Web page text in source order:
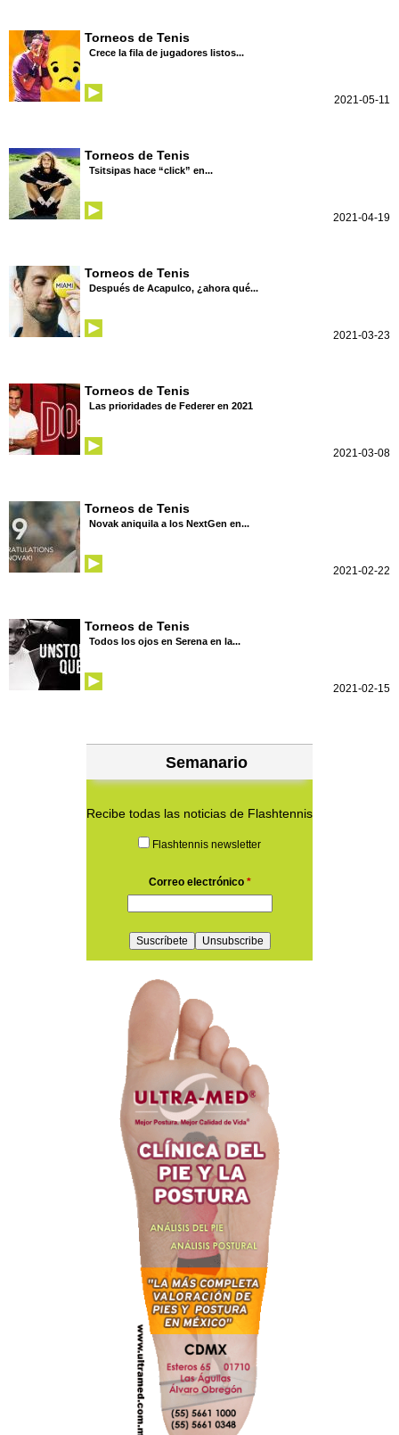
Torneos de Tenis
Crece la fila de jugadores listos...
2021-05-11
Torneos de Tenis
Tsitsipas hace “click” en...
2021-04-19
Torneos de Tenis
Después de Acapulco, ¿ahora qué...
2021-03-23
Torneos de Tenis
Las prioridades de Federer en 2021
2021-03-08
Torneos de Tenis
Novak aniquila a los NextGen en...
2021-02-22
Torneos de Tenis
Todos los ojos en Serena en la...
2021-02-15
Semanario
Recibe todas las noticias de Flashtennis
Flashtennis newsletter
Correo electrónico *